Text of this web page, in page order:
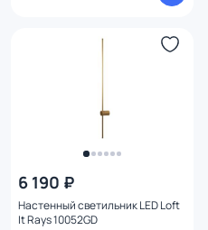
6 190 ₽
Настенный светильник LED Loft
It Rays 10052GD